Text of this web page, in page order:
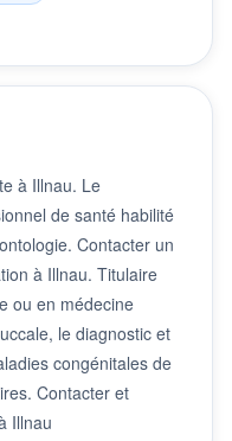
à Illnau. Le
de santé habilité
Contacter un
à Illnau. Titulaire
ou en médecine
le diagnostic et
congénitales de
Contacter et
Illnau